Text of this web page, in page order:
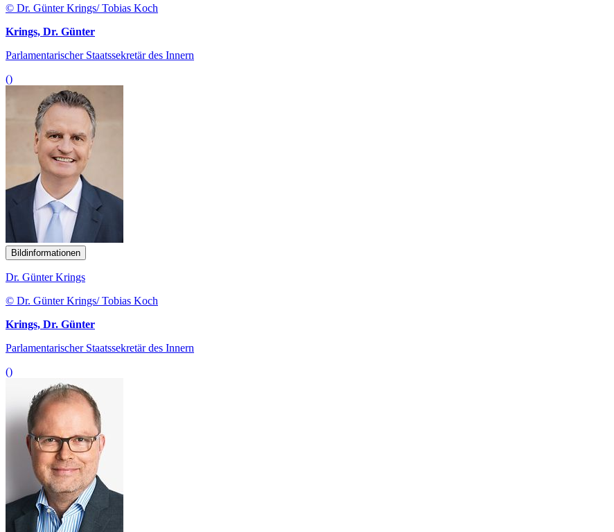
© Dr. Günter Krings/ Tobias Koch
Krings, Dr. Günter
Parlamentarischer Staatssekretär des Innern
()
Bildinformationen
Dr. Günter Krings
© Dr. Günter Krings/ Tobias Koch
Krings, Dr. Günter
Parlamentarischer Staatssekretär des Innern
()